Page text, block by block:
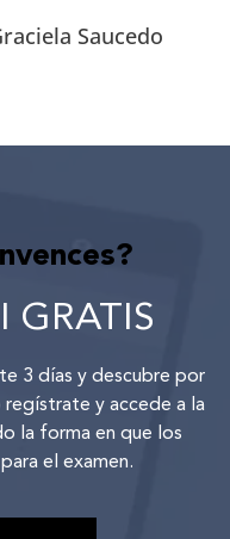
Saucedo
GRATIS
3 días y descubre por
y accede a la
la forma en que los
el examen.